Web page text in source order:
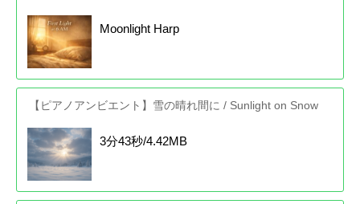
Moonlight Harp
【ピアノアンビエント】雪の晴れ間に / Sunlight on Snow
3分43秒/4.42MB